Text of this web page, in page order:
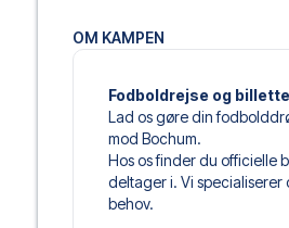
OM KAMPEN
Fodboldrejse og
Lad os gøre din
mod Bochum.
Hos os finder du officielle
deltager i. Vi
behov.